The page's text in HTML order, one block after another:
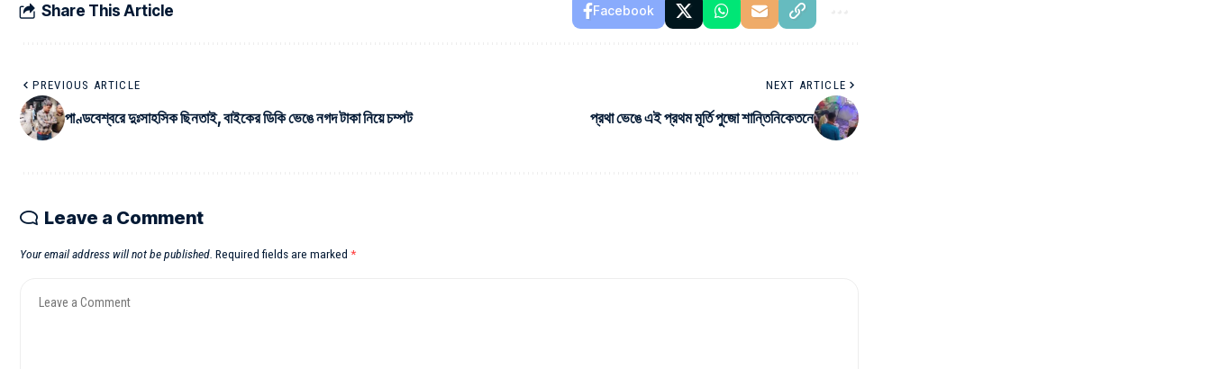
Share This Article Facebook
PREVIOUS ARTICLE
পাণ্ডবেশ্বরে দুঃসাহসিক ছিনতাই, বাইকের ডিকি ভেঙে নগদ টাকা নিয়ে চম্পট
NEXT ARTICLE
প্রথা ভেঙে এই প্রথম মূর্তি পুজো শান্তিনিকেতনে
Leave a Comment
Your email address will not be published. Required fields are marked *